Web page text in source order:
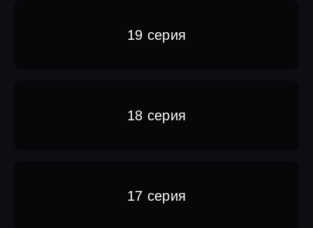
19 серия
18 серия
17 серия